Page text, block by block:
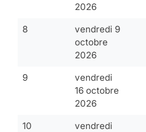
2026
8
vendredi 9
octobre
2026
9
vendredi
16 octobre
2026
10
vendredi